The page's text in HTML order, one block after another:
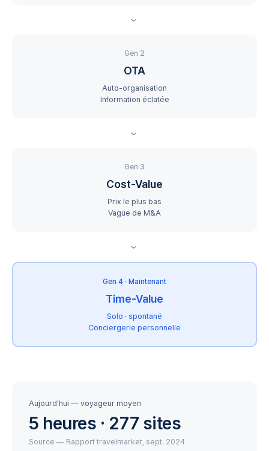
›
Gen 2
OTA
Auto-organisation
Information éclatée
›
Gen 3
Cost-Value
Prix le plus bas
Vague de M&A
›
Gen 4 · Maintenant
Time-Value
Solo · spontané
Conciergerie personnelle
Aujourd'hui — voyageur moyen
5 heures · 277 sites
Source — Rapport travelmarket, sept. 2024